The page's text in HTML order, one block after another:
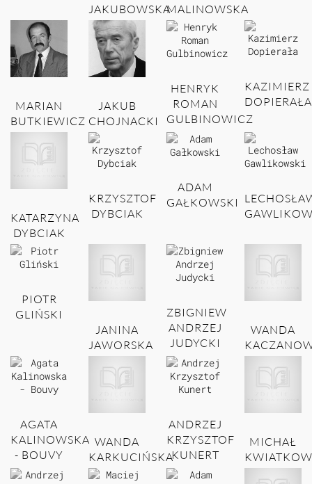
JAKUBOWSKAMALINOWSKA
MARIAN
BUTKIEWICZ
JAKUB
CHOJNACKI
HENRYK
ROMAN
GULBINOWICZ
KAZIMIERZ
DOPIERAŁA
KATARZYNA
DYBCIAK
KRZYSZTOF
DYBCIAK
ADAM
GAŁKOWSKI
PIOTR
GLIŃSKI
JANINA
JAWORSKA
ZBIGNIEW
ANDRZEJ
JUDYCKI
WANDA
AGATA
KALINOWSKA
- BOUVY
WANDA
KARKUCIŃSKA
ANDRZEJ
KRZYSZTOF
KUNERT
MICHAŁ